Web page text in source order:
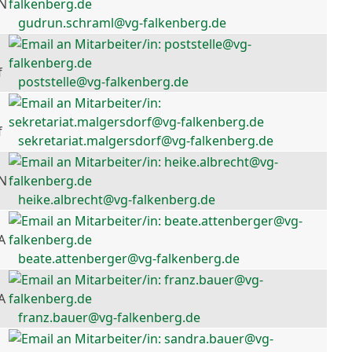
gudrun.schraml@vg-falkenberg.de
poststelle@vg-falkenberg.de
sekretariat.malgersdorf@vg-falkenberg.de
heike.albrecht@vg-falkenberg.de
beate.attenberger@vg-falkenberg.de
franz.bauer@vg-falkenberg.de